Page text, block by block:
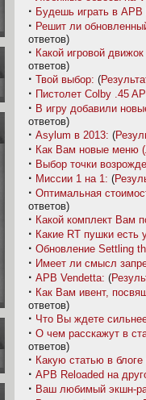
· Будешь играть в APB
· Решит ли
ответов)
· Какой игровой
ответов)
· Твой выбор: (
· Пистолет Colby .45
· В игру добавили
ответов)
· Asylum в 2013: (
· Как Вам новые меню
· Выбор точки
· Миссии 1 на 1: (
· Оптимальная
ответов)
· Какой комплект Вам
· Какие RT пушки есть
· Обновление Settling
· Имеет ли смысл
· APB Vendetta: (
· Как Вам ивент,
ответов)
· Что Вы ждете
· О чем расскажут в
ответов)
· Какую статью в
· APB Reloaded на
· Ваш любимый экшн-